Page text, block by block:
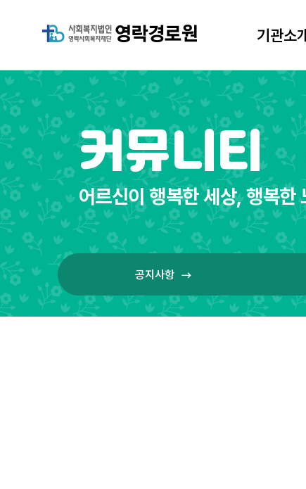
기관소
커뮤니티
어르신이 행복한 세상, 행복한
공지사항